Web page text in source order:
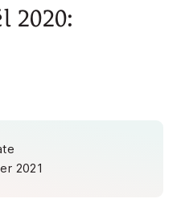
2020:
2021